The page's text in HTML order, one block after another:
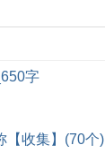
字
【收集】(70个)